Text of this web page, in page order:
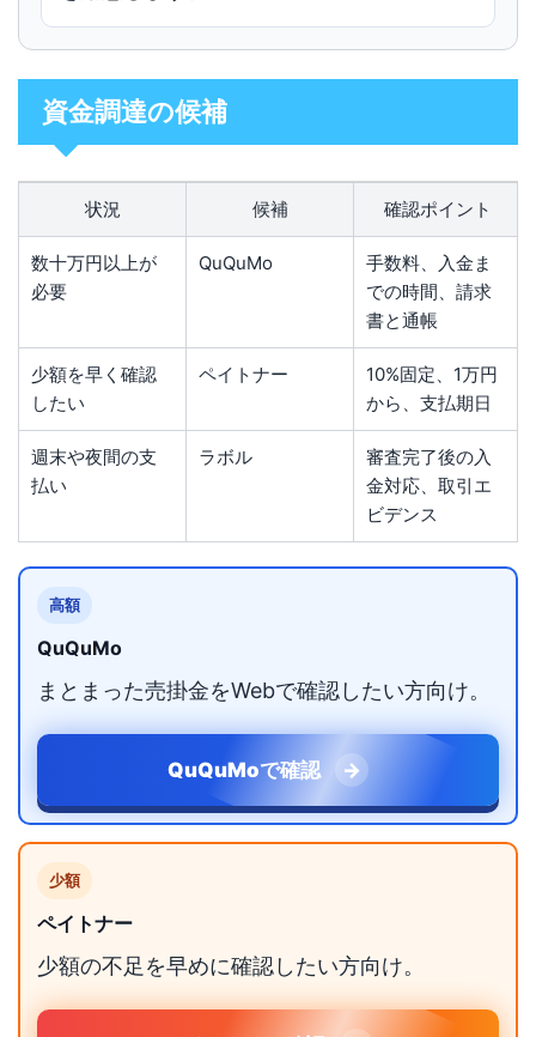
資金調達の候補
状況 候補 確認ポイント
数十万円以上が
必要
QuQuMo
手数料、入金ま
での時間、請求
書と通帳
少額を早く確認
したい
ペイトナー
10%固定、1万円
から、支払期日
週末や夜間の支
払い
ラボル
審査完了後の入
金対応、取引エ
ビデンス
高額
QuQuMo
まとまった売掛金をWebで確認したい方向け。
QuQuMoで確認
少額
ペイトナー
少額の不足を早めに確認したい方向け。